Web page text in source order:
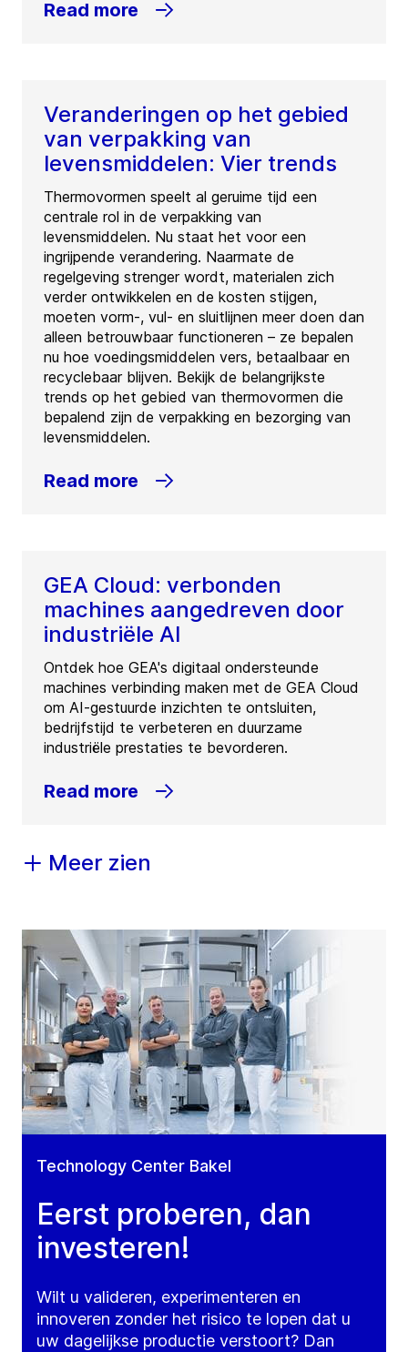
Read more
Veranderingen op het gebied
van verpakking van
levensmiddelen: Vier trends
Thermovormen speelt al geruime tijd een
centrale rol in de verpakking van
levensmiddelen. Nu staat het voor een
ingrijpende verandering. Naarmate de
regelgeving strenger wordt, materialen zich
verder ontwikkelen en de kosten stijgen,
moeten vorm-, vul- en sluitlijnen meer doen dan
alleen betrouwbaar functioneren – ze bepalen
nu hoe voedingsmiddelen vers, betaalbaar en
recyclebaar blijven. Bekijk de belangrijkste
trends op het gebied van thermovormen die
bepalend zijn de verpakking en bezorging van
levensmiddelen.
Read more
GEA Cloud: verbonden
machines aangedreven door
industriële AI
Ontdek hoe GEA's digitaal ondersteunde
machines verbinding maken met de GEA Cloud
om AI-gestuurde inzichten te ontsluiten,
bedrijfstijd te verbeteren en duurzame
industriële prestaties te bevorderen.
Read more
Meer zien
Technology Center Bakel
Eerst proberen, dan
investeren!
Wilt u valideren, experimenteren en
innoveren zonder het risico te lopen dat u
uw dagelijkse productie verstoort? Dan